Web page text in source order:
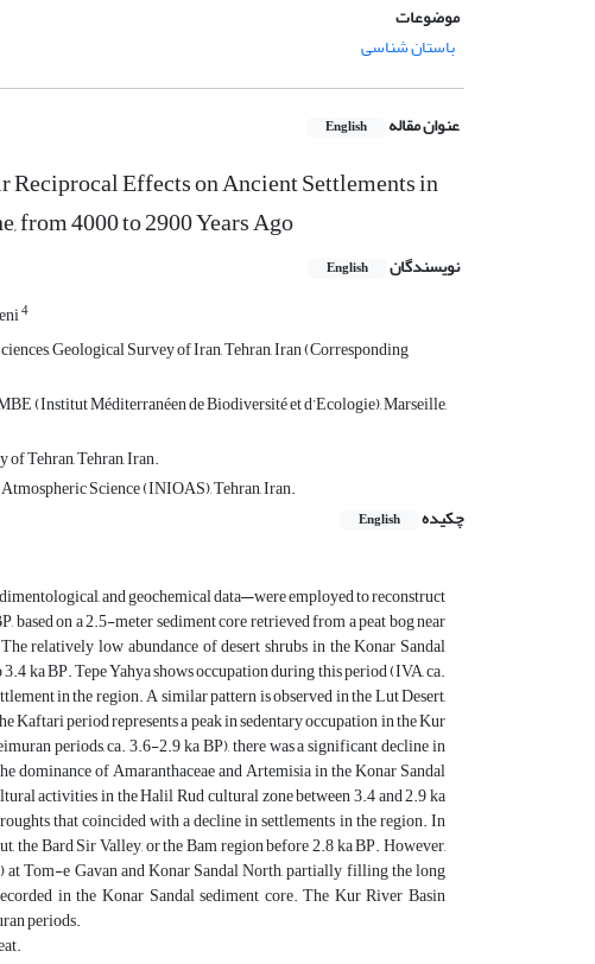
موضوعات
باستان شناسی
عنوان مقاله English
Effects on Ancient Settlements in
from 4000 to 2900 Years Ago
نویسندگان English
4
Geological Survey of Iran, Tehran, Iran (Corresponding
(Institut Méditerranéen de Biodiversité et d’Ecologie), Marseille,
Tehran, Tehran, Iran.
Science (INIOAS), Tehran, Iran.
چکیده
English
and geochemical data—were employed to reconstruct
on a 2.5-meter sediment core retrieved from a peat bog near
relatively low abundance of desert shrubs in the Konar Sandal
ka BP. Tepe Yahya shows occupation during this period (IVA, ca.
in the region. A similar pattern is observed in the Lut Desert,
Kaftari period represents a peak in sedentary occupation in the Kur
periods, ca. 3.6-2.9 ka BP), there was a significant decline in
dominance of Amaranthaceae and Artemisia in the Konar Sandal
activities in the Halil Rud cultural zone between 3.4 and 2.9 ka
that coincided with a decline in settlements in the region. In
the Bard Sir Valley, or the Bam region before 2.8 ka BP. However,
Tom-e Gavan and Konar Sandal North, partially filling the long
in the Konar Sandal sediment core. The Kur River Basin
periods.